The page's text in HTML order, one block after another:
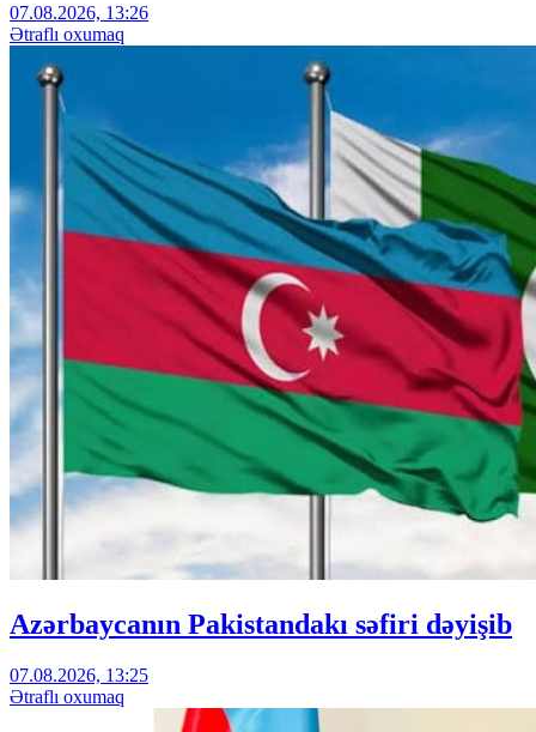
07.08.2026, 13:26
Ətraflı oxumaq
Azərbaycanın Pakistandakı səfiri dəyişib
07.08.2026, 13:25
Ətraflı oxumaq